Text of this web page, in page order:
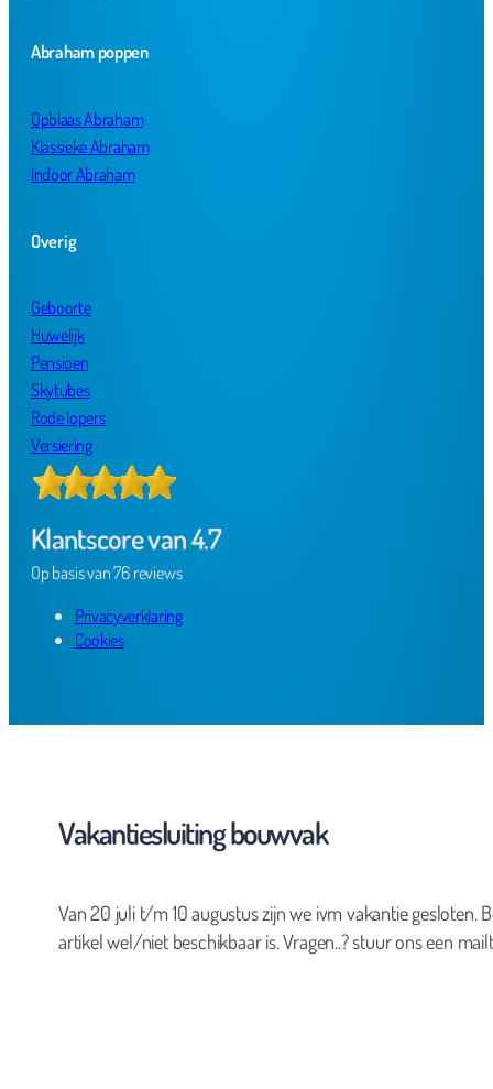
Abraham poppen
Opblaas Abraham
Klassieke Abraham
Indoor Abraham
Overig
Geboorte
Huwelijk
Pensioen
Skytubes
Rode lopers
Versiering
Klantscore van 4.7
Op basis van 76 reviews
Privacyverklaring
Cookies
Vakantiesluiting bouwvak
Van 20 juli t/m 10 augustus zijn we ivm vakantie gesloten.
artikel wel/niet beschikbaar is. Vragen..? stuur ons een